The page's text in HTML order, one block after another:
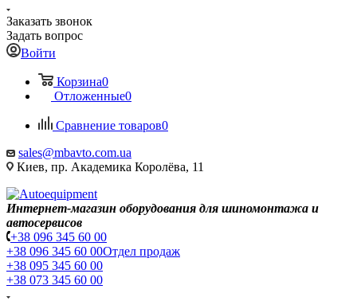
Заказать звонок
Задать вопрос
Войти
Корзина0
Отложенные0
Сравнение товаров0
sales@mbavto.com.ua
Киев, пр. Академика Королёва, 11
Интернет-магазин оборудования для шиномонтажа и
автосервисов
+38 096 345 60 00
+38 096 345 60 00Отдел продаж
+38 095 345 60 00
+38 073 345 60 00